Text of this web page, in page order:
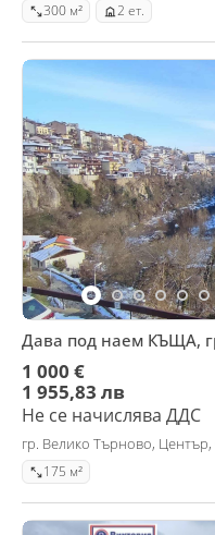
300 м² 2 ет.
Дава под наем КЪЩА,
1 000 €
1 955,83 лв
Не се начислява ДДС
гр. Велико Търново, Център,
175 м²